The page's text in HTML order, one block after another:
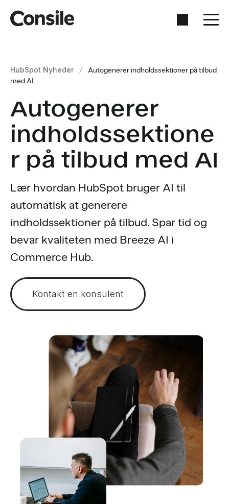
HubSpot Nyheder /
Autogenerer indholdssektioner på tilbud
med AI
Autogenerer
indholdssektione
r på tilbud med AI
Lær hvordan HubSpot bruger AI til
automatisk at generere
indholdssektioner på tilbud. Spar tid og
bevar kvaliteten med Breeze AI i
Commerce Hub.
Kontakt en konsulent